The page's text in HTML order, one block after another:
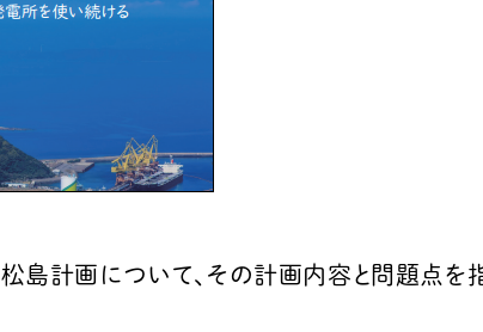
島計画について、その計画内容と問題点を